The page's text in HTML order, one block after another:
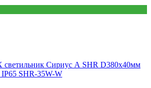
Сириус А SHR D380x40мм
SHR-35W-W